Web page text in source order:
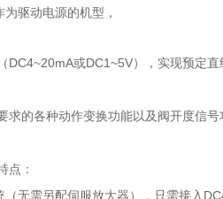
驱动电源的机型，
DC4~20mA或DC1~5V），实现预定
求的各种动作变换功能以及阀开度信
点：
（无需另配伺服放大器），只需接入